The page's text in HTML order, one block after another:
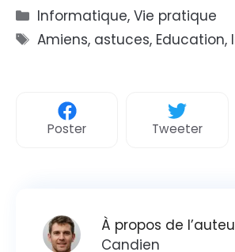
Catégories
Informatique,Vie pratique
Étiquettes
Amiens, astuces, Education,
Poster Tweeter
À propos de
Candien